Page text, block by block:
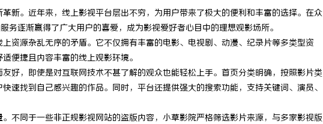
新。近年来，线上影视平台层出不穷，为用户带来了极大的便利和丰富的选择。在众
务逐渐赢得了广大用户的喜爱，成为影视爱好者心目中的理想观影场所。
资源杂乱无序的矛盾。它不仅拥有丰富的电影、电视剧、动漫、纪录片等多类型资
便捷且内容丰富的线上观影环境。
好，即使是对互联网技术不甚了解的观众也能轻松上手。首页分类明确，按照影片类
速找到自己感兴趣的作品。同时，平台还提供强大的搜索功能，支持关键词、演员、
不同于一些非正规影视网站的盗版内容，小草影院严格筛选影片来源，与多家影视版